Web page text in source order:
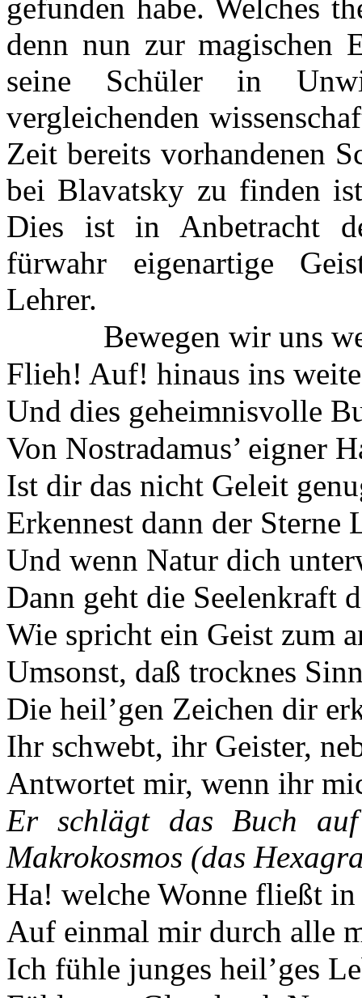
gefunden habe. Welches
denn nun zur magischen
seine Schüler in
vergleichenden
Zeit bereits vorhandenen
bei Blavatsky zu finden
Dies ist in Anbetracht
fürwahr eigenartige
Lehrer.
Bewegen wir uns
Flieh! Auf! hinaus ins
Und dies geheimnisvolle
Von Nostradamus’ eigner
Ist dir das nicht Geleit
Erkennest dann der Sterne
Und wenn Natur dich
Dann geht die Seelenkraft
Wie spricht ein Geist zum
Umsonst, daß trocknes
Die heil’gen Zeichen dir
Ihr schwebt, ihr Geister,
Antwortet mir, wenn ihr
Er schlägt das Buch
Makrokosmos (das
Ha! welche Wonne fließt
Auf einmal mir durch alle
Ich fühle junges heil’ges